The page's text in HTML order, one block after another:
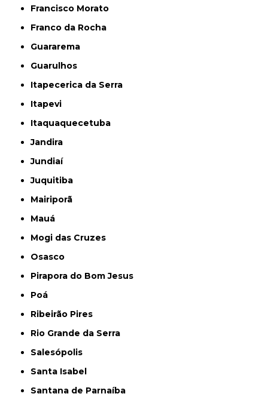
Francisco Morato
Franco da Rocha
Guararema
Guarulhos
Itapecerica da Serra
Itapevi
Itaquaquecetuba
Jandira
Jundiaí
Juquitiba
Mairiporã
Mauá
Mogi das Cruzes
Osasco
Pirapora do Bom Jesus
Poá
Ribeirão Pires
Rio Grande da Serra
Salesópolis
Santa Isabel
Santana de Parnaíba